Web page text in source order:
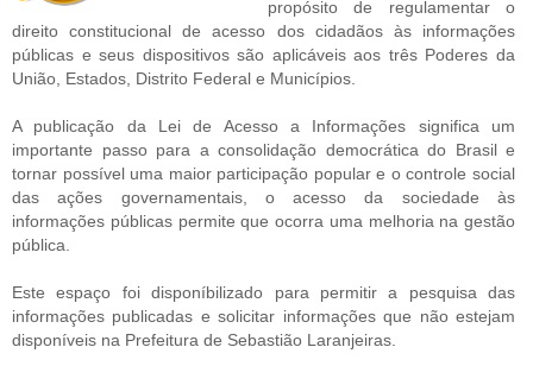
propósito de regulamentar o
direito constitucional de acesso dos cidadãos às informações
públicas e seus dispositivos são aplicáveis aos três Poderes da
União, Estados, Distrito Federal e Municípios.
A publicação da Lei de Acesso a Informações significa um
importante passo para a consolidação democrática do Brasil e
tornar possível uma maior participação popular e o controle social
das ações governamentais, o acesso da sociedade às
informações públicas permite que ocorra uma melhoria na gestão
pública.
Este espaço foi disponíbilizado para permitir a pesquisa das
informações publicadas e solicitar informações que não estejam
disponíveis na Prefeitura de Sebastião Laranjeiras.